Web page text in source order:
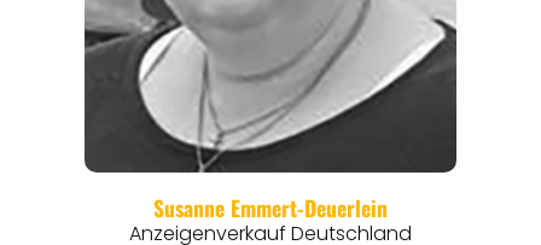
EVENTS
REISEFÜHRER
REISEMAGAZINE